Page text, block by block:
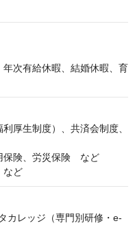
次有給休暇、結婚休暇、育
厚生制度）、共済会制度、
険、労災保険　など
など
カレッジ（専門別研修・e-